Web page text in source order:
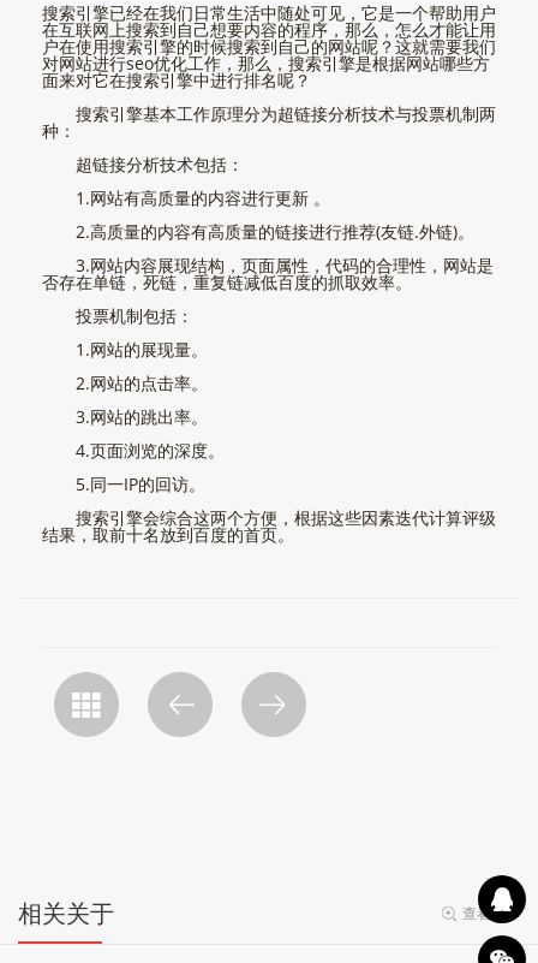
搜索引擎已经在我们日常生活中随处可见，它是一个帮助用户
在互联网上搜索到自己想要内容的程序，那么，怎么才能让用
户在使用搜索引擎的时候搜索到自己的网站呢？这就需要我们
对网站进行seo优化工作，那么，搜索引擎是根据网站哪些方
面来对它在搜索引擎中进行排名呢？
搜索引擎基本工作原理分为超链接分析技术与投票机制两
种：
超链接分析技术包括：
1.网站有高质量的内容进行更新 。
2.高质量的内容有高质量的链接进行推荐(友链.外链)。
3.网站内容展现结构，页面属性，代码的合理性，网站是
否存在单链，死链，重复链减低百度的抓取效率。
投票机制包括：
1.网站的展现量。
2.网站的点击率。
3.网站的跳出率。
4.页面浏览的深度。
5.同一IP的回访。
搜索引擎会综合这两个方便，根据这些因素迭代计算评级
结果，取前十名放到百度的首页。
相关关于 查看更多